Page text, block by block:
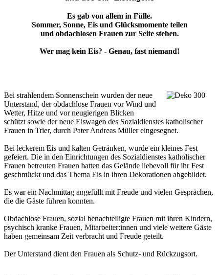
Es gab von allem in Fülle.
Sommer, Sonne, Eis und Glücksmomente teilen
und obdachlosen Frauen zur Seite stehen.
Wer mag kein Eis? - Genau, fast niemand!
Bei strahlendem Sonnenschein wurden der neue
Unterstand, der obdachlose Frauen vor Wind und
Wetter, Hitze und vor neugierigen Blicken
schützt sowie der neue Eiswagen des Sozialdienstes katholischer
Frauen in Trier, durch Pater Andreas Müller eingesegnet.
Bei leckerem Eis und kalten Getränken, wurde ein kleines Fest
gefeiert. Die in den Einrichtungen des Sozialdienstes katholischer
Frauen betreuten Frauen hatten das Gelände liebevoll für ihr Fest
geschmückt und das Thema Eis in ihren Dekorationen abgebildet.
Es war ein Nachmittag angefüllt mit Freude und vielen Gesprächen,
die die Gäste führen konnten.
Obdachlose Frauen, sozial benachteiligte Frauen mit ihren Kindern,
psychisch kranke Frauen, Mitarbeiter:innen und viele weitere Gäste
haben gemeinsam Zeit verbracht und Freude geteilt.
Der Unterstand dient den Frauen als Schutz- und Rückzugsort.